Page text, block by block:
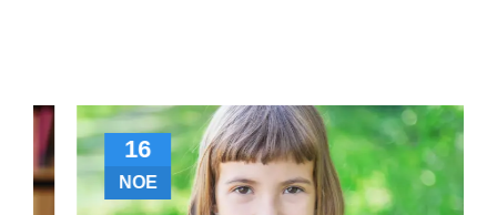
16
ΝΟΈ